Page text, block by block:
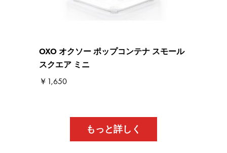
OXO オクソー ポップコンテナ スモール
スクエア ミニ
￥1,650
もっと詳しく